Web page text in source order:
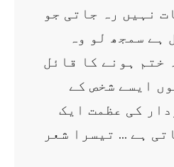
نہیں رہ جاتی جو
ہے سمجھ لو وہ
ختم ہونے کا قائل
ایسے شخص کے
کی عظمت ایک
ہے … تیسرا شعر